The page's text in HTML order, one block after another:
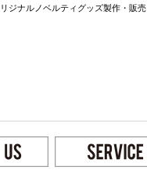
ジナルノベルティグッズ製作・販